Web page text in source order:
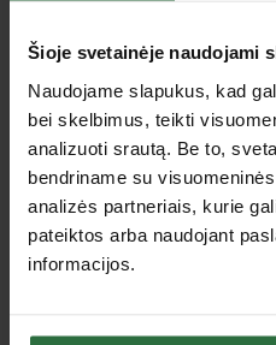
Šioje svetainėje naudojami
Naudojame slapukus, kad
bei skelbimus, teikti
analizuoti srautą. Be to,
bendriname su
analizės partneriais, kurie
pateiktos arba naudojant
informacijos.
Tipas
Jus dominančios panašios
Nepavyko užkrauti prekių
Peržiūrėtos prekės